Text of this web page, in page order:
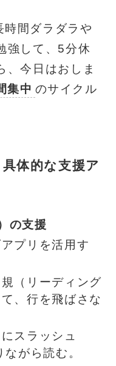
時間ダラダラや
強して、5分休
、今日はおしま
集中 のサイクル
体的な支援ア
の支援
プリを活用す
（リーディング
、行を飛ばさな
スラッシュ
ながら読む。